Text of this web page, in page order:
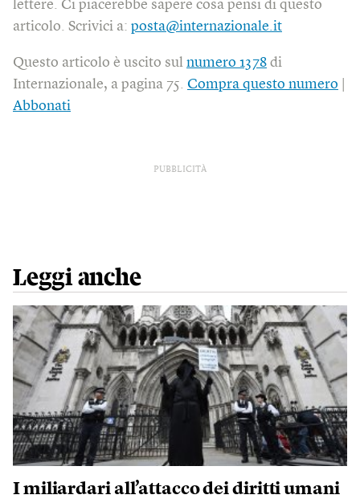
lettere. Ci piacerebbe sapere cosa pensi di questo
articolo. Scrivici a: posta@internazionale.it
Questo articolo è uscito sul numero 1378 di
Internazionale, a pagina 75. Compra questo numero
Abbonati
PUBBLICITÀ
Leggi anche
I miliardari all’attacco dei diritti umani